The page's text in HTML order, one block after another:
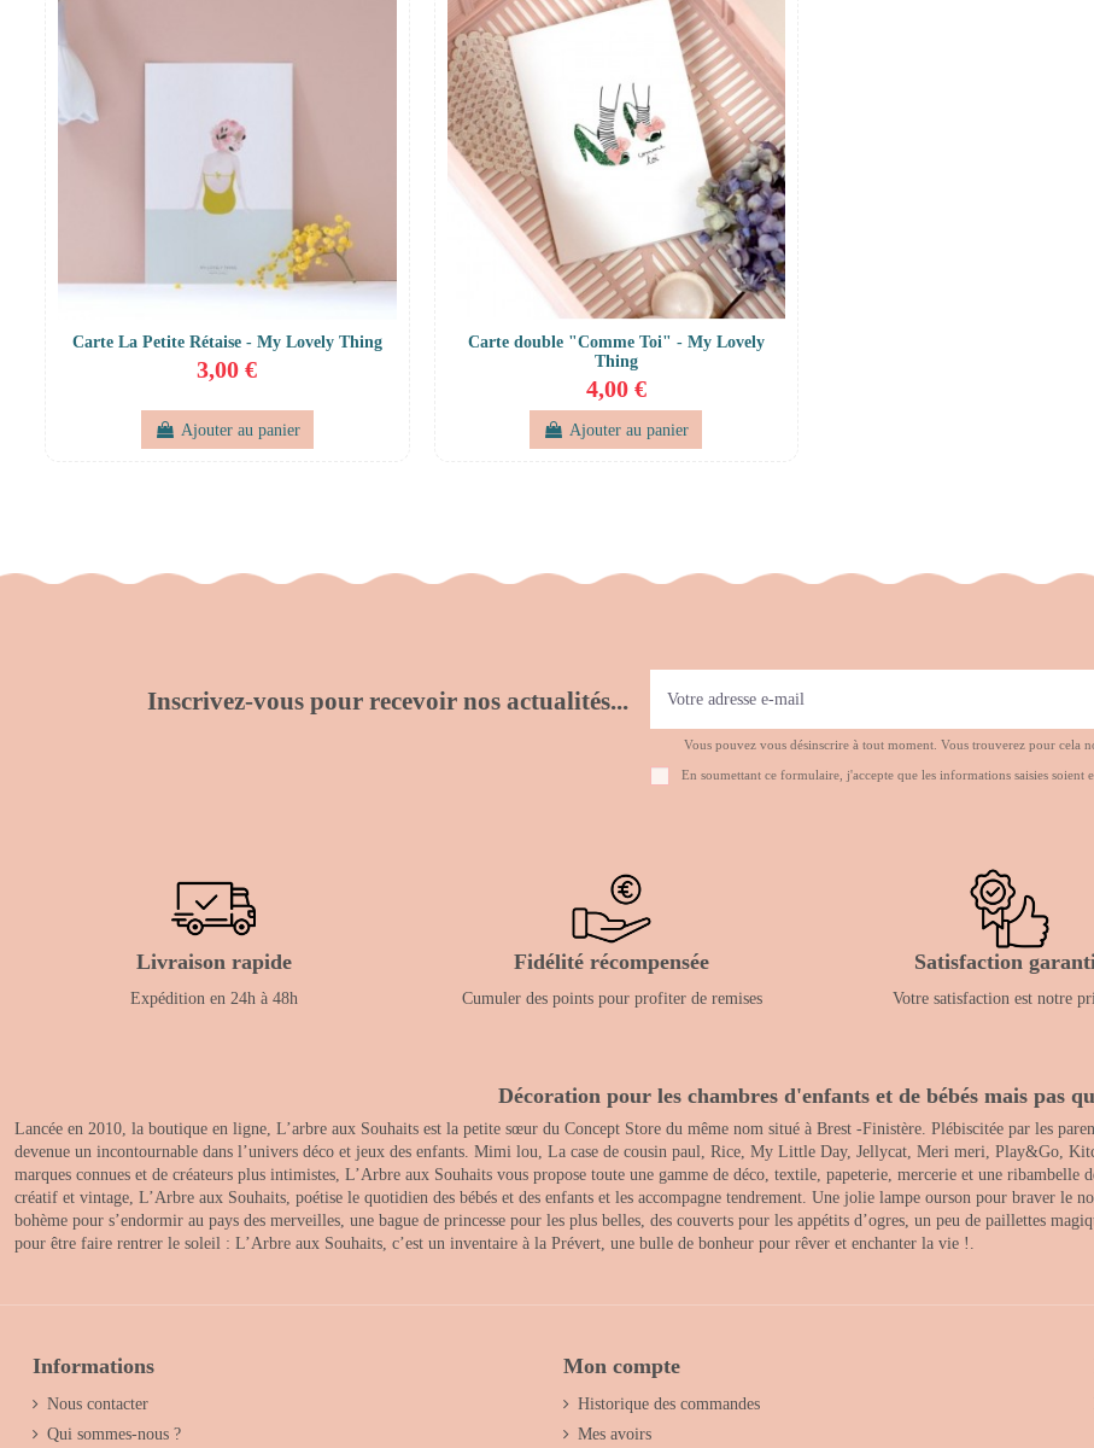
Carte La Petite Rétaise - My Lovely Thing
3,00 €
Ajouter au panier
Carte double "Comme Toi" - My Lovely
Thing
4,00 €
Ajouter au panier
Inscrivez-vous pour recevoir nos actualités...
Vous pouvez vous désinscrire à tout moment. Vous trouverez pour cela
En soumettant ce formulaire, j'accepte que les informations saisies
Livraison rapide
Expédition en 24h à 48h
Fidélité récompensée
Cumuler des points pour profiter de remises
Satisfaction
Votre satisfaction est notre
Décoration pour les chambres d'enfants et de bébés mais pas
Lancée en 2010, la boutique en ligne, L’arbre aux Souhaits est la petite sœur du Concept Store du même nom situé à Brest -Finistère. Plébiscitée par les
devenue un incontournable dans l’univers déco et jeux des enfants. Mimi lou, La case de cousin paul, Rice, My Little Day, Jellycat, Meri meri, Play&Go,
marques connues et de créateurs plus intimistes, L’Arbre aux Souhaits vous propose toute une gamme de déco, textile, papeterie, mercerie et une
créatif et vintage, L’Arbre aux Souhaits, poétise le quotidien des bébés et des enfants et les accompagne tendrement. Une jolie lampe ourson pour braver le
bohème pour s’endormir au pays des merveilles, une bague de princesse pour les plus belles, des couverts pour les appétits d’ogres, un peu de paillettes
pour être faire rentrer le soleil : L’Arbre aux Souhaits, c’est un inventaire à la Prévert, une bulle de bonheur pour rêver et enchanter la vie !.
Informations
Nous contacter
Qui sommes-nous ?
Mon compte
Historique des commandes
Mes avoirs